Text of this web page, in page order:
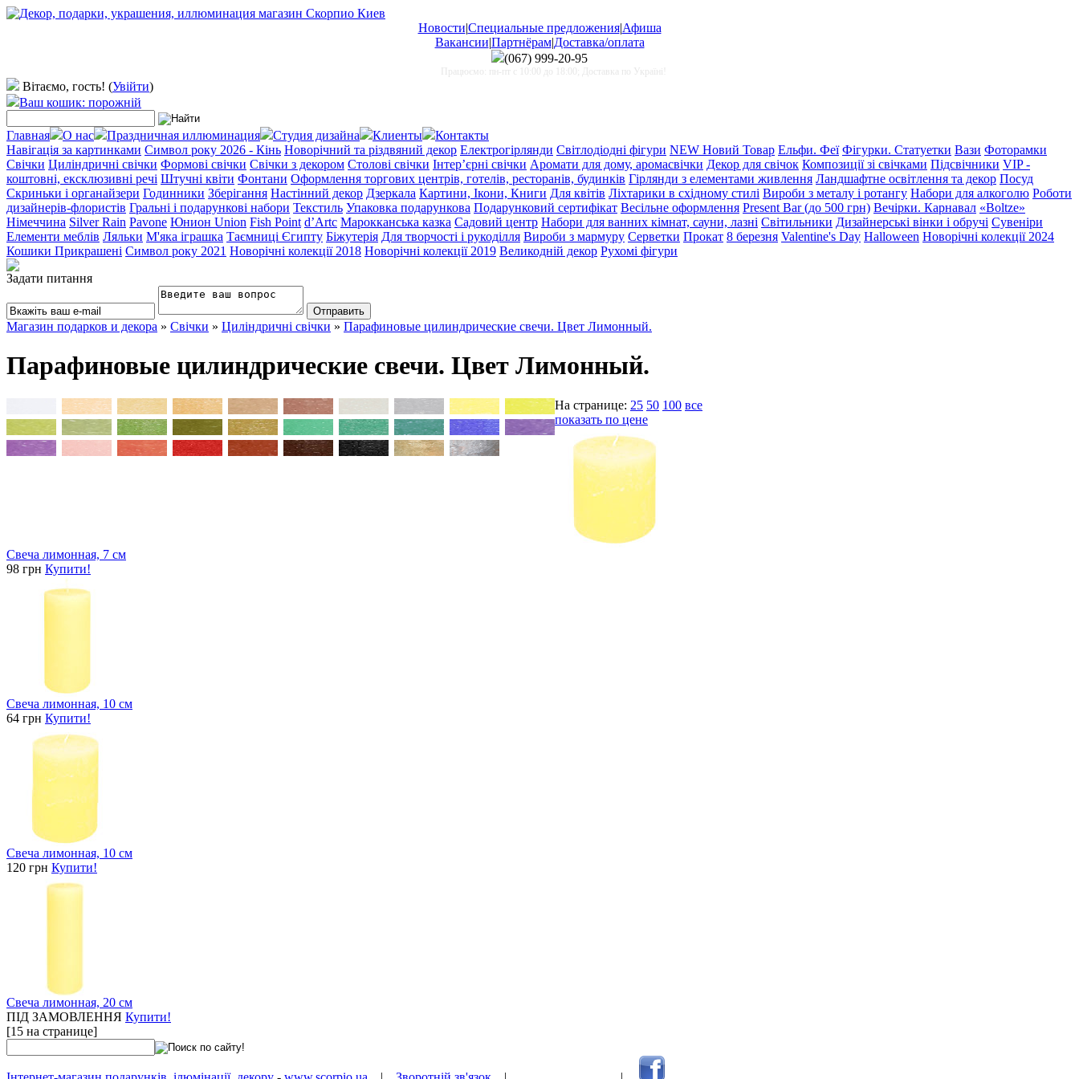
Новости|Специальные предложения|Афиша
Вакансии|Партнёрам|Доставка/оплата
(067) 999-20-95
Працюємо: пн-пт с 10:00 до 18:00; Доставка по Україні!
Вітаємо, гость! (Увійти)
Ваш кошик: порожній
Главная О нас Праздничная иллюминация Студия дизайна Клиенты
Контакты
Навігація за картинками Символ року 2026 - Кінь Новорічний та різдвяний декор Електрогірлянди Світлодіодні фігури NEW Новий Товар Ельфи. Феї Фігурки. Статуетки Вази Фоторамки
Свічки Циліндричні свічки Формові свічки Свічки з декором Столові свічки Інтер’єрні свічки Аромати для дому, аромасвічки Декор для свічок Композиції зі свічками Підсвічники VIP -
коштовні, ексклюзивні речі Штучні квіти Фонтани Оформлення торгових центрів, готелів, ресторанів, будинків Гірлянди з елементами живлення Ландшафтне освітлення та декор Посуд
Скриньки і органайзери Годинники Зберігання Настінний декор Дзеркала Картини, Ікони, Книги Для квітів Ліхтарики в східному стилі Вироби з металу і ротангу Набори для алкоголю Роботи
дизайнерів-флористів Гральні і подарункові набори Текстиль Упаковка подарункова Подарунковий сертифікат Весільне оформлення Present Bar (до 500 грн) Вечірки. Карнавал «Boltze»
Німеччина Silver Rain Pavone Юнион Union Fish Point d’Artc Марокканська казка Садовий центр Набори для ванних кімнат, сауни, лазні Світильники Дизайнерські вінки і обручі Сувеніри
Елементи меблів Ляльки М'яка іграшка Таємниці Єгипту Біжутерія Для творчості і рукоділля Вироби з мармуру Серветки Прокат 8 березня Valentine's Day Halloween Новорічні колекції 2024
Кошики Прикрашені Символ року 2021 Новорічні колекції 2018 Новорічні колекції 2019 Великодній декор Рухомі фігури
Задати питання
Магазин подарков и декора » Свічки » Циліндричні свічки » Парафиновые цилиндрические свечи. Цвет Лимонный.
Парафиновые цилиндрические свечи. Цвет Лимонный.
На странице: 25 50 100 все
показать по цене
Свеча лимонная, 7 см
98 грн Купити!
Свеча лимонная, 10 см
64 грн Купити!
Свеча лимонная, 10 см
120 грн Купити!
Свеча лимонная, 20 см
ПІД ЗАМОВЛЕННЯ Купити!
[15 на странице]